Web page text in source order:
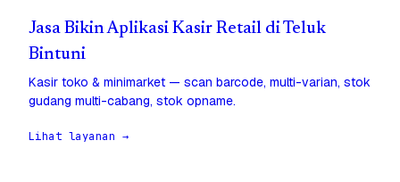
Jasa Bikin Aplikasi Kasir Retail di Teluk
Bintuni
Kasir toko & minimarket — scan barcode, multi-varian, stok
gudang multi-cabang, stok opname.
Lihat layanan →